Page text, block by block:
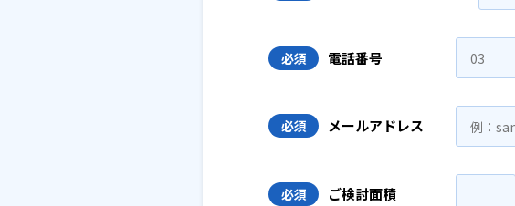
必須 電話番号
必須 メールアドレス
必須 ご検討面積